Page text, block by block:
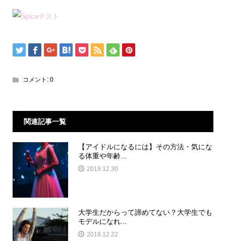
コメント: 0
関連記事一覧
【アイドルになるには】その方法・気にな
る体重や年齢...
2019.12.30
大学生だからって諦めてない？大学生でも
モデルになれ...
2019.12.22